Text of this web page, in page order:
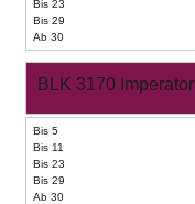
Bis 23
Bis 29
Ab 30
BLK 3170 Imperator
Bis 5
Bis 11
Bis 23
Bis 29
Ab 30